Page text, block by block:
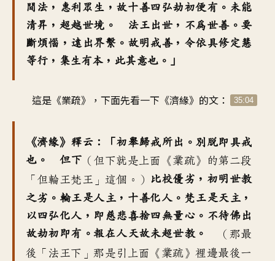
間法，惠利眾生，故十善四弘劫初便有。未能
清昇，超越世境。 法王出世，不為世善。要
斷煩惱，遠出界繫。故明戒善，令依具修定慧
等行，集生有本，此其意也。」
這是《業疏》，下面先看一下《濟緣》的文： 35:04
《濟緣》釋云：「初舉歸戒所出。別脫即具戒
也。 但下 （但下就是上面《業疏》的第二段
「但輪王梵王」這個。）
比校優劣，初明世教
之劣。輪王是人主，十善化人。梵王是天主，
以四弘化人，即慈悲喜捨四無量心。不待佛出
故劫初即有。報在人天故未超世教。
（那最
後「法王下」那是引上面《業疏》裡邊最後一